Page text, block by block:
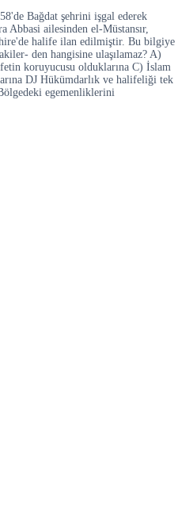
Bağdat şehrini işgal ederek
Abbasi ailesinden el-Müstansır,
halife ilan edilmiştir. Bu bilgiye
den hangisine ulaşılamaz? A)
koruyucusu olduklarına C) İslam
DJ Hükümdarlık ve halifeliği tek
egemenliklerini